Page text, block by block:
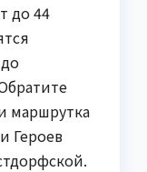
до 44
маршрутка
Героев